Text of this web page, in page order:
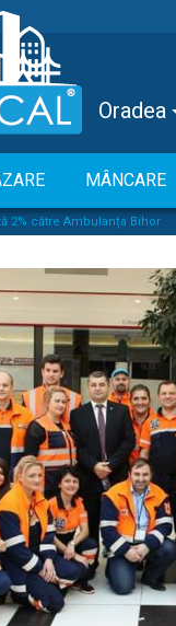
Oradea
MÂNCARE
2% către Ambulanța Bihor